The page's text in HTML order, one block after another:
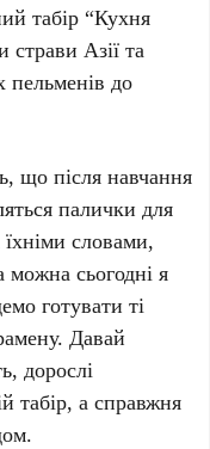
табір“Кухня
страви Азії та
пельменів до
що після навчання
палички для
словами,
сьогодні я
готувати ті
Давай
дорослі
табір, а справжня